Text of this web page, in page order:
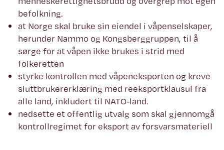
befolkning.
at Norge skal bruke sin eiendel i våpenselskaper,
herunder Nammo og Kongsberggruppen, til å
sørge for at våpen ikke brukes i strid med
folkeretten
styrke kontrollen med våpeneksporten og kreve
sluttbrukererklæring med reeksportklausul fra
alle land, inkludert til NATO-land.
nedsette et offentlig utvalg som skal gjennomgå
kontrollregimet for eksport av forsvarsmateriell